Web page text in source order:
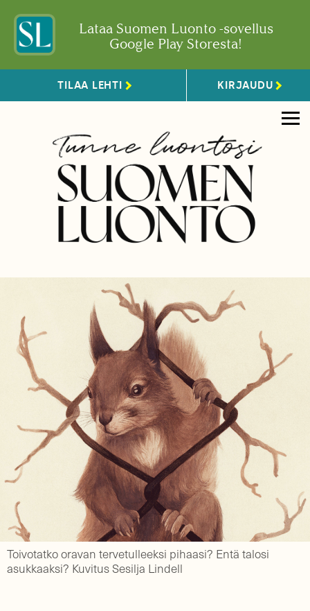
Lataa Suomen Luonto -sovellus
Google Play Storesta!
TILAA LEHTI KIRJAUDU
Toivotatko oravan tervetulleeksi pihaasi? Entä talosi
asukkaaksi? Kuvitus Sesilja Lindell